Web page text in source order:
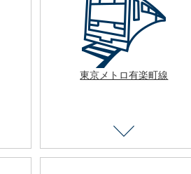
東京メトロ有楽町線